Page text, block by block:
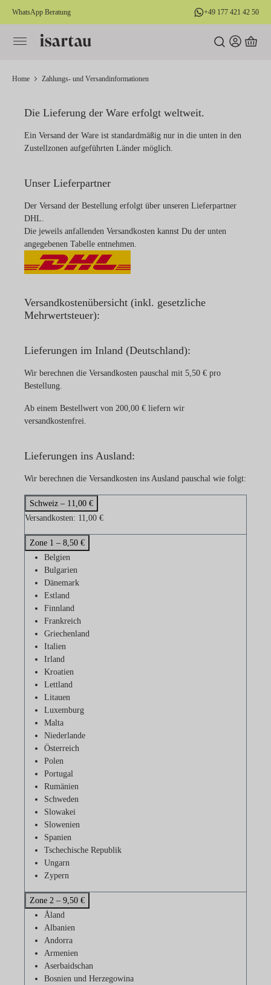
springen
WhatsApp Beratung +49 177 421 42 50
Home Zahlungs- und Versandinformationen
Die Lieferung der Ware erfolgt weltweit.
Ein Versand der Ware ist standardmäßig nur in die unten in den
Zustellzonen aufgeführten Länder möglich.
Unser Lieferpartner
Der Versand der Bestellung erfolgt über unseren Lieferpartner
DHL.
Die jeweils anfallenden Versandkosten kannst Du der unten
angegebenen Tabelle entnehmen.
Versandkostenübersicht (inkl. gesetzliche
Mehrwertsteuer):
Lieferungen im Inland (Deutschland):
Wir berechnen die Versandkosten pauschal mit 5,50 € pro
Bestellung.
Ab einem Bestellwert von 200,00 € liefern wir
versandkostenfrei.
Lieferungen ins Ausland:
Wir berechnen die Versandkosten ins Ausland pauschal wie folgt:
Schweiz – 11,00 €
Versandkosten: 11,00 €
Zone 1 – 8,50 €
Belgien
Bulgarien
Dänemark
Estland
Finnland
Frankreich
Griechenland
Italien
Irland
Kroatien
Lettland
Litauen
Luxemburg
Malta
Niederlande
Österreich
Polen
Portugal
Rumänien
Schweden
Slowakei
Slowenien
Spanien
Tschechische Republik
Ungarn
Zypern
Zone 2 – 9,50 €
Åland
Albanien
Andorra
Armenien
Aserbaidschan
Bosnien und Herzegowina